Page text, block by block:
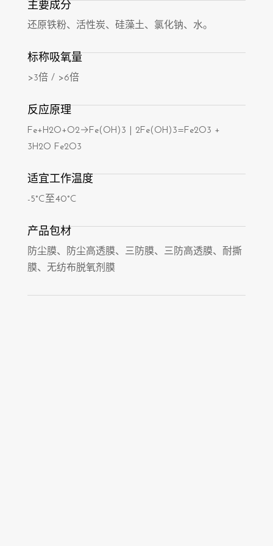
主要成分
还原铁粉、活性炭、硅藻土、氯化钠、水。
标称吸氧量
>3倍 / >6倍
反应原理
Fe+H2O+O2→Fe(OH)3 | 2Fe(OH)3=Fe2O3 +
3H2O Fe2O3
适宜工作温度
-5°C至40°C
产品包材
防尘膜、防尘高透膜、三防膜、三防高透膜、耐撕
膜、无纺布脱氧剂膜